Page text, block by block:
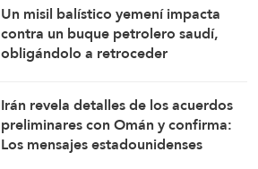
Un misil balístico yemení impacta
contra un buque petrolero saudí,
obligándolo a retroceder
Irán revela detalles de los acuerdos
preliminares con Omán y confirma:
Los mensajes estadounidenses